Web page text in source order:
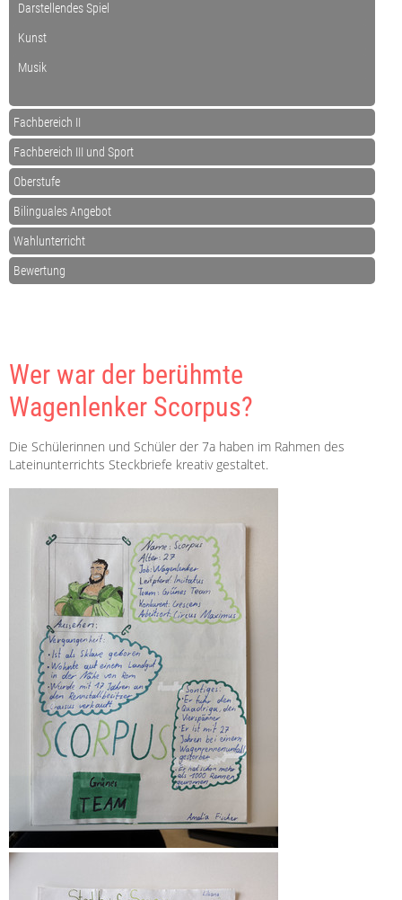
Darstellendes Spiel
Kunst
Musik
Fachbereich II
Fachbereich III und Sport
Oberstufe
Bilinguales Angebot
Wahlunterricht
Bewertung
Wer war der berühmte
Wagenlenker Scorpus?
Die Schülerinnen und Schüler der 7a haben im Rahmen des
Lateinunterrichts Steckbriefe kreativ gestaltet.